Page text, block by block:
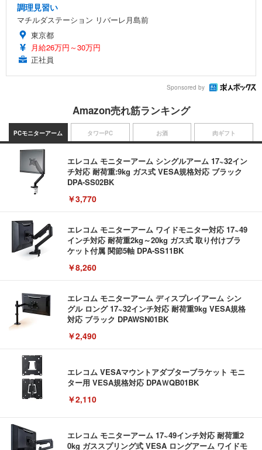
調理見習い
マチルダステーション リバーレ月島前
東京都
月給26万円～30万円
正社員
Sponsored by
Amazon売れ筋ランキング
PCモニターアーム
エレコム モニターアーム シングルアーム 17~32イン
チ対応 耐荷重:9kg ガス式 VESA規格対応 ブラック
DPA-SS02BK
￥3,770
エレコム モニターアーム ワイドモニター対応 17~49
インチ対応 耐荷重2kg～20kg ガス式 取り付けブラ
ケット付属 関節5軸 DPA-SS11BK
￥8,260
エレコム モニターアーム ディスプレイアーム シン
グル ロング 17~32インチ対応 耐荷重9kg VESA規格
対応 ブラック DPAWSN01BK
￥2,490
エレコム VESAマウントアダプターブラケット モニ
ター用 VESA規格対応 DPAＷQB01BK
￥2,110
エレコム モニターアーム 17~49インチ対応 耐荷重2
0kg ガススプリング式 VESA ロングアーム ワイドモ
タワーPC お酒 肉ギフト